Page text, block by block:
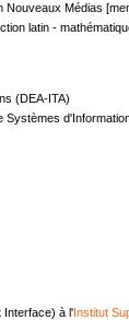
Nouveaux Médias
latin -
(DEA-ITA)
Systèmes
Interface) à l'Institut